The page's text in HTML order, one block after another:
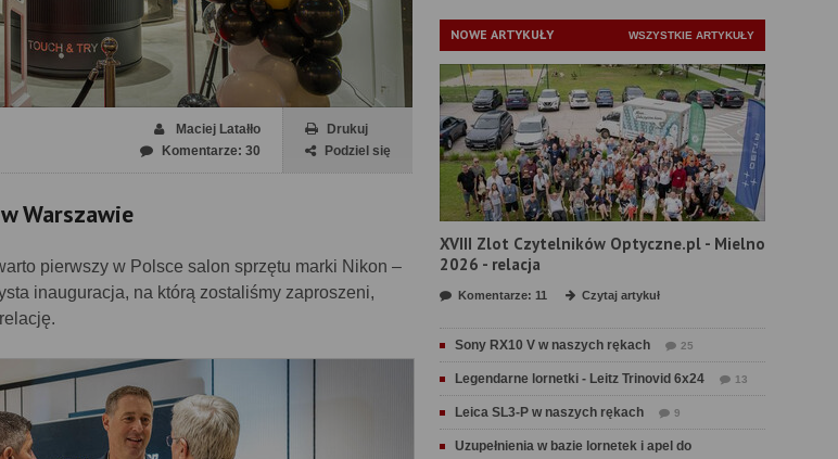
Drukuj
Podziel się
Maciej Latałło
Komentarze: 30
Warszawie
pierwszy w Polsce salon sprzętu marki Nikon –
inauguracja, na którą zostaliśmy zaproszeni,
NOWE ARTYKUŁY WSZYSTKIE ARTYKUŁY
XVIII Zlot Czytelników Optyczne.pl - Mielno
2026 - relacja
Komentarze: 11 Czytaj artykuł
Sony RX10 V w naszych rękach 25
Legendarne lornetki - Leitz Trinovid 6x24 13
Leica SL3-P w naszych rękach 9
Uzupełnienia w bazie lornetek i apel do